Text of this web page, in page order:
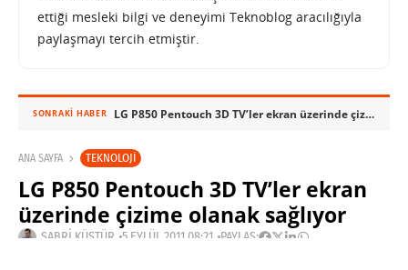
ettiği mesleki bilgi ve deneyimi Teknoblog aracılığıyla
paylaşmayı tercih etmiştir.
SONRAKI HABER LG P850 Pentouch 3D TV’ler ekran üzerinde çizime olanak sağlıyor
ANA SAYFA TEKNOLOJI
LG P850 Pentouch 3D TV’ler ekran
üzerinde çizime olanak sağlıyor
SABRI KÜSTÜR 5 EYLÜL 2011 08:21 PAYLAŞ: